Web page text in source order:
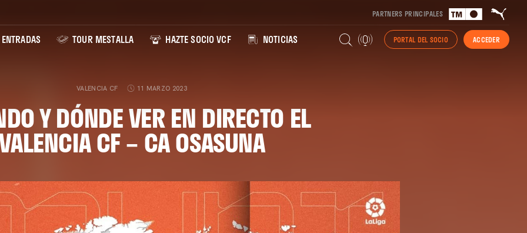
PARTNERS PRINCIPALES
ENTRADAS TOUR MESTALLA HAZTE SOCIO VCF NOTICIAS PORTAL DEL SOCIO ACCEDER
VALENCIA CF 11 MARZO 2023
Y DÓNDE VER EN DIRECTO EL
CF – CA OSASUNA